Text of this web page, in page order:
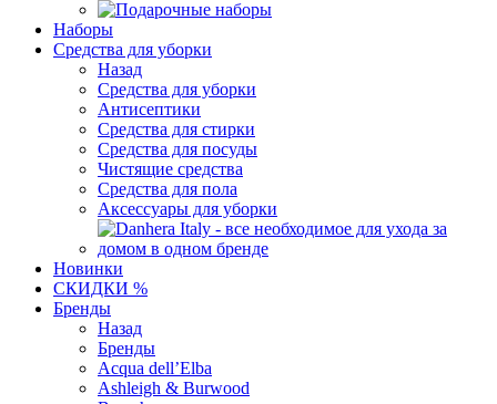
Наборы
Средства для уборки
Назад
Средства для уборки
Антисептики
Средства для стирки
Средства для посуды
Чистящие средства
Средства для пола
Аксессуары для уборки
Новинки
СКИДКИ %
Бренды
Назад
Бренды
Acqua dell’Elba
Ashleigh & Burwood